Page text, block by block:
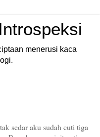
menerusi kaca
sedar aku sudah cuti tiga